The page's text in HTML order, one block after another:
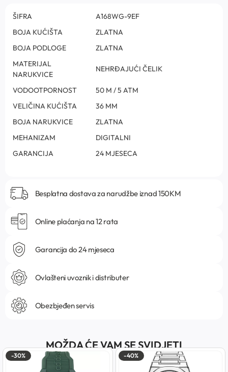
ŠIFRA
A168WG-9EF
BOJA KUĆIŠTA
ZLATNA
BOJA PODLOGE
ZLATNA
MATERIJAL
NARUKVICE
NEHRĐAJUĆI ČELIK
VODOOTPORNOST
50 M / 5 ATM
VELIČINA KUĆIŠTA
36 MM
BOJA NARUKVICE
ZLATNA
MEHANIZAM
DIGITALNI
GARANCIJA
24 MJESECA
Besplatna dostava za narudžbe iznad 150KM
Online plaćanja na 12 rata
Garancija do 24 mjeseca
Ovlašteni uvoznik i distributer
Obezbjeđen servis
MOŽDA ĆE VAM SE SVIDJETI
-30% -40%